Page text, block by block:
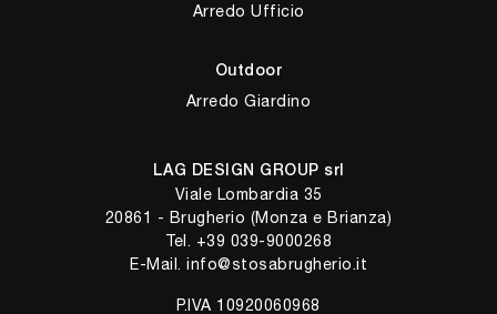
Arredo Ufficio
Outdoor
Arredo Giardino
LAG DESIGN GROUP srl
Viale Lombardia 35
20861 - Brugherio (Monza e Brianza)
Tel. +39 039-9000268
E-Mail. info@stosabrugherio.it
P.IVA 10920060968